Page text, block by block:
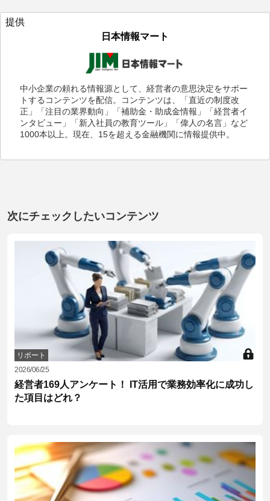
提供
日本情報マート
中小企業の頼れる情報源として、経営者の意思決定をサポー
トするコンテンツを配信。コンテンツは、「直近の制度改
正」「注目の業界動向」「補助金・助成金情報」「経営者イ
ンタビュー」「新入社員の教育ツール」「偉人の名言」など
1000本以上。現在、15を超える金融機関に情報提供中。
次にチェックしたいコンテンツ
リポート
2026/06/25
経営者169人アンケート！ IT活用で業務効率化に成功し
た項目はどれ？